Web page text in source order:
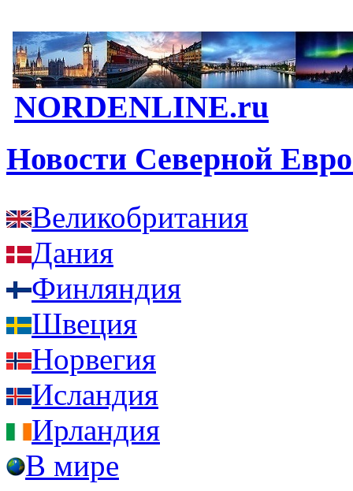
NORDENLINE.ru
Новости Северной
Великобритания
Дания
Финляндия
Швеция
Норвегия
Исландия
Ирландия
В мире